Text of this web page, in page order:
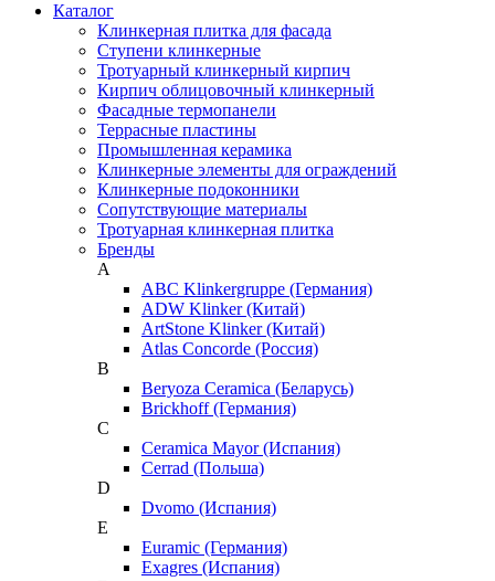
Каталог
Клинкерная плитка для фасада
Ступени клинкерные
Тротуарный клинкерный кирпич
Кирпич облицовочный клинкерный
Фасадные термопанели
Террасные пластины
Промышленная керамика
Клинкерные элементы для ограждений
Клинкерные подоконники
Сопутствующие материалы
Тротуарная клинкерная плитка
Бренды
A
ABC Klinkergruppe (Германия)
ADW Klinker (Китай)
ArtStone Klinker (Китай)
Atlas Concorde (Россия)
B
Beryoza Ceramica (Беларусь)
Brickhoff (Германия)
C
Ceramica Mayor (Испания)
Cerrad (Польша)
D
Dvomo (Испания)
E
Euramic (Германия)
Exagres (Испания)